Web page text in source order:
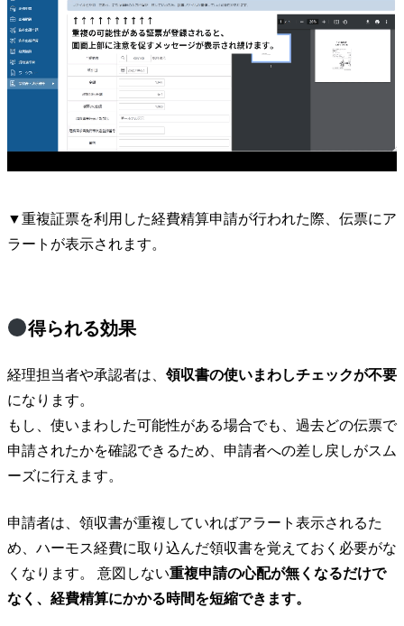
▼重複証票を利用した経費精算申請が行われた際、伝票にア
ラートが表示されます。
得られる効果
経理担当者や承認者は、 領収書の使いまわしチェックが不要
になります。
もし、使いまわした可能性がある場合でも、過去どの伝票で
申請されたかを確認できるため、申請者への差し戻しがスム
ーズに行えます。
申請者は、領収書が重複していればアラート表示されるた
め、ハーモス経費に取り込んだ領収書を覚えておく必要がな
くなります。 意図しない重複申請の心配が無くなるだけで
なく、経費精算にかかる時間を短縮できます。